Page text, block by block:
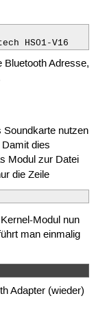
HS01-V16
Adresse,
Soundkarte nutzen
dies
Modul zur Datei
die Zeile
Modul nun
man einmalig
Adapter (wieder)